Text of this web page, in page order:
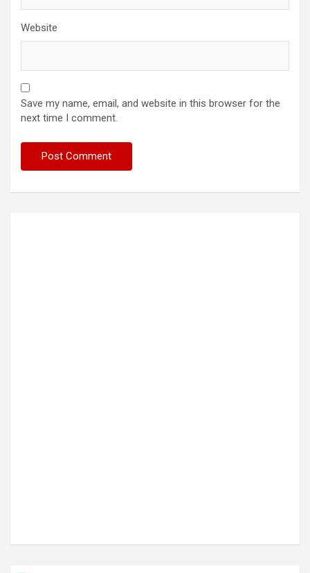
Website
Save my name, email, and website in this browser for the
next time I comment.